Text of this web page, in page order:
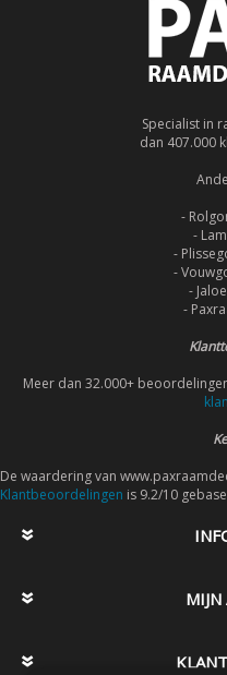
Specialist in
dan 407.000
-
-
-
-
-
-
Meer dan 32.000+
De waardering van
Klantbeoordelingen is 9.2/10
MIJN